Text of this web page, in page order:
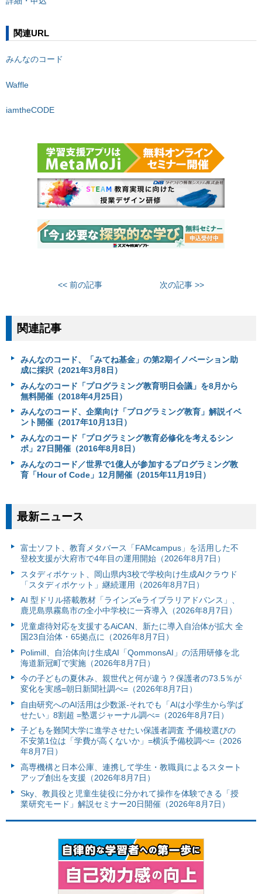
関連URL
みんなのコード
Waffle
iamtheCODE
<< 前の記事 次の記事 >>
関連記事
みんなのコード、「みてね基金」の第2期イノベーション助
成に採択（2021年3月8日）
みんなのコード「プログラミング教育明日会議」を8月から
無料開催（2018年4月25日）
みんなのコード、企業向け「プログラミング教育」解説イベ
ント開催（2017年10月13日）
みんなのコード「プログラミング教育必修化を考えるシン
ポ」27日開催（2016年8月8日）
みんなのコード／世界で1億人が参加するプログラミング教
育「Hour of Code」12月開催（2015年11月19日）
最新ニュース
富⼠ソフト、教育メタバース「FAMcampus」を活用した不
登校支援が大府市で4年目の運用開始（2026年8月7日）
スタディポケット、岡山県内3校で学校向け生成AIクラウド
「スタディポケット」継続運用（2026年8月7日）
AI 型ドリル搭載教材「ラインズeライブラリアドバンス」、
鹿児島県霧島市の全小中学校に一斉導入（2026年8月7日）
児童虐待対応を支援するAiCAN、新たに導入自治体が拡大 全
国23自治体・65拠点に（2026年8月7日）
Polimill、自治体向け生成AI「QommonsAI」の活用研修を北
海道新冠町で実施（2026年8月7日）
今の子どもの夏休み、親世代と何が違う？保護者の73.5％が
変化を実感=朝日新聞社調べ=（2026年8月7日）
自由研究へのAI活用は少数派-それでも「AIは小学生から学ば
せたい」8割超 =塾選ジャーナル調べ=（2026年8月7日）
子どもを難関大学に進学させたい保護者調査 予備校選びの
不安第1位は「学費が高くないか」=横浜予備校調べ=（2026
年8月7日）
高専機構と日本公庫、連携して学生・教職員によるスタート
アップ創出を支援（2026年8月7日）
Sky、教員役と児童生徒役に分かれて操作を体験できる「授
業研究モード」解説セミナー20日開催（2026年8月7日）